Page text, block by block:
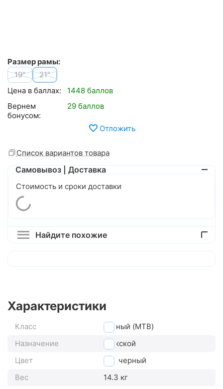
Размер рамы:
19"
21"
Цена в баллах:
1448 баллов
Вернем
бонусом:
29 баллов
Отложить
Список вариантов товара
Самовывоз | Доставка
Стоимость и сроки доставки
Найдите похожие
Характеристики
Класс
горный (MTB)
Назначение
мужской
Цвет
черный
Вес
14.3 кг